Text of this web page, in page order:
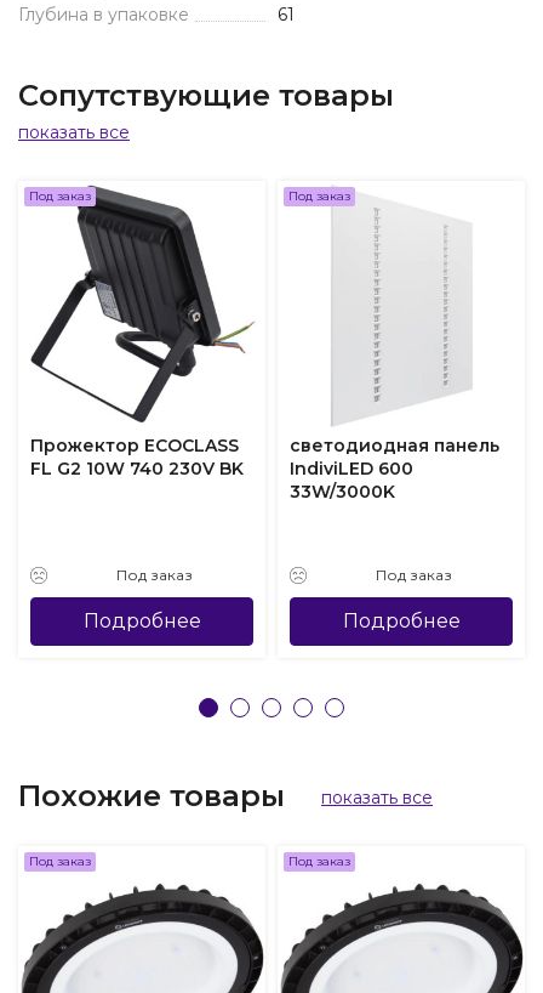
Глубина в упаковке
61
Сопутствующие товары
показать все
Под заказ
Прожектор ECOCLASS
FL G2 10W 740 230V BK
Под заказ
Подробнее
Под заказ
светодиодная панель
IndiviLED 600
33W/3000K
Под заказ
Подробнее
Похожие товары показать все
Под заказ Под заказ